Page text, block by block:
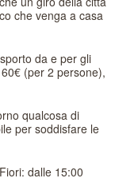
che venga a casa
da e per gli
(per 2 persone),
qualcosa di
per soddisfare le
dalle 15:00